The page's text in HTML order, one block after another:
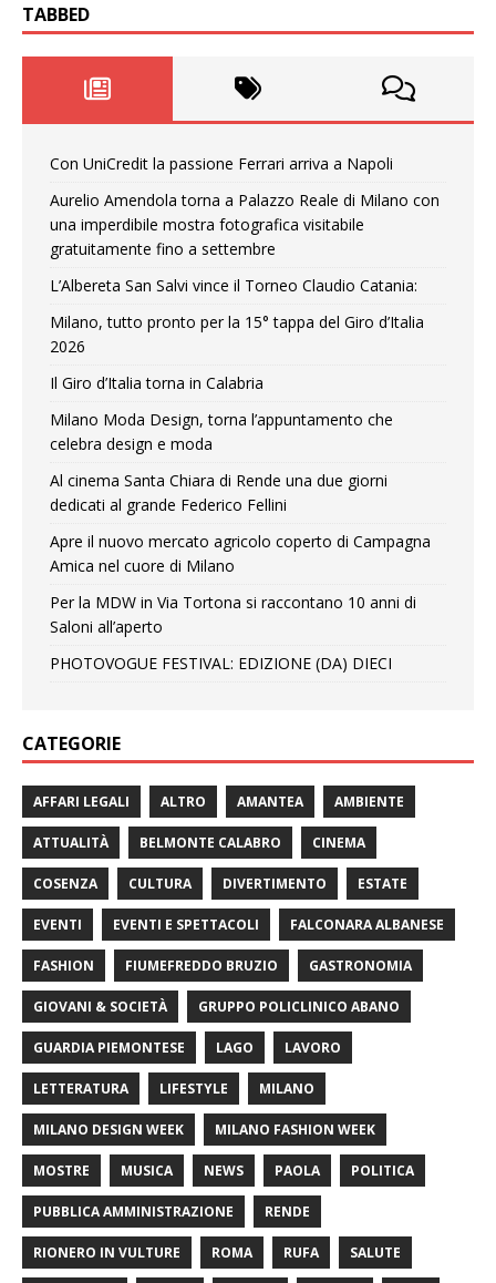
TABBED
Con UniCredit la passione Ferrari arriva a Napoli
Aurelio Amendola torna a Palazzo Reale di Milano con
una imperdibile mostra fotografica visitabile
gratuitamente fino a settembre
L’Albereta San Salvi vince il Torneo Claudio Catania:
Milano, tutto pronto per la 15° tappa del Giro d’Italia
2026
Il Giro d’Italia torna in Calabria
Milano Moda Design, torna l’appuntamento che
celebra design e moda
Al cinema Santa Chiara di Rende una due giorni
dedicati al grande Federico Fellini
Apre il nuovo mercato agricolo coperto di Campagna
Amica nel cuore di Milano
Per la MDW in Via Tortona si raccontano 10 anni di
Saloni all’aperto
PHOTOVOGUE FESTIVAL: EDIZIONE (DA) DIECI
CATEGORIE
AFFARI LEGALI ALTRO AMANTEA AMBIENTE
ATTUALITÀ BELMONTE CALABRO CINEMA
COSENZA CULTURA DIVERTIMENTO ESTATE
EVENTI EVENTI E SPETTACOLI FALCONARA ALBANESE
FASHION FIUMEFREDDO BRUZIO GASTRONOMIA
GIOVANI & SOCIETÀ GRUPPO POLICLINICO ABANO
GUARDIA PIEMONTESE LAGO LAVORO
LETTERATURA LIFESTYLE MILANO
MILANO DESIGN WEEK MILANO FASHION WEEK
MOSTRE MUSICA NEWS PAOLA POLITICA
PUBBLICA AMMINISTRAZIONE RENDE
RIONERO IN VULTURE ROMA RUFA SALUTE